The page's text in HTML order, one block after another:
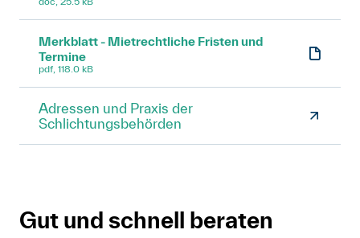
Merkblatt - Mietrechtliche Fristen und
Termine
pdf, 118.0 kB
Adressen und Praxis der
Schlichtungsbehörden
Gut und schnell beraten